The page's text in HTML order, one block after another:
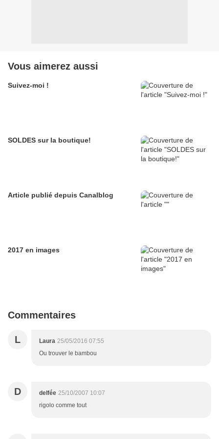
Vous aimerez aussi
Suivez-moi !
SOLDES sur la boutique!
Article publié depuis Canalblog
2017 en images
Commentaires
L Laura 25/05/2016 07:55
Ou trouver le bambou
D delfée 25/10/2007 10:07
rigolo comme tout